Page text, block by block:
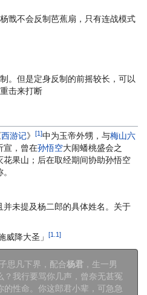
戬不会反制芭蕉扇，只有连战模式
。但是定身反制的前摇较长，可以
重击来打断
西游记》 [1]中为玉帝外甥，与梅山六
宣，曾在孙悟空大闹蟠桃盛会之
果山；后在取经期间协助孙悟空
并未提及杨二郎的具体姓名。关于
威降大圣」
[1.1]
思凡下界，配合杨君 ，生一男
我行要骂你几声，曾奈无甚冤
性命。你这郎君小辈，可急急